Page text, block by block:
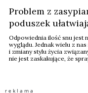
Problem z
poduszek
Odpowiednia ilość snu jest
wyglądu. Jednak wielu z
i zmiany stylu życia
nie jest zaskakujące, że